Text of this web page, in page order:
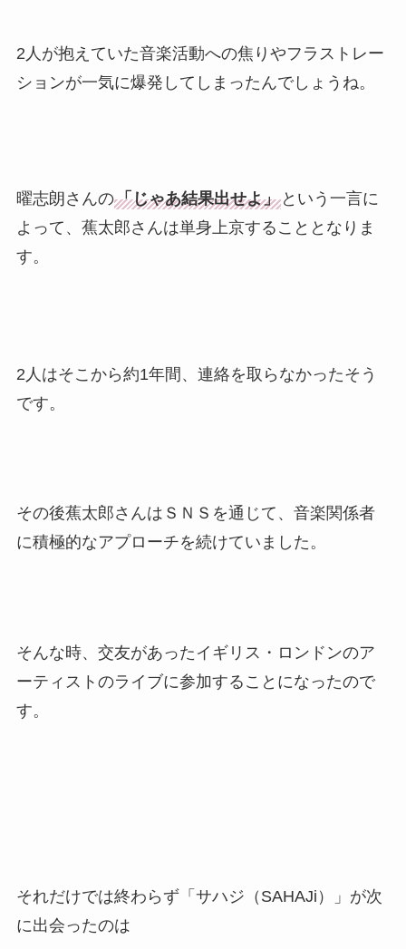
2人が抱えていた音楽活動への焦りやフラストレー
ションが一気に爆発してしまったんでしょうね。
曜志朗さんの「じゃあ結果出せよ」という一言に
よって、蕉太郎さんは単身上京することとなりま
す。
2人はそこから約1年間、連絡を取らなかったそう
です。
その後蕉太郎さんはＳＮＳを通じて、音楽関係者
に積極的なアプローチを続けていました。
そんな時、交友があったイギリス・ロンドンのア
ーティストのライブに参加することになったので
す。
それだけでは終わらず「サハジ（SAHAJi）」が次
に出会ったのは